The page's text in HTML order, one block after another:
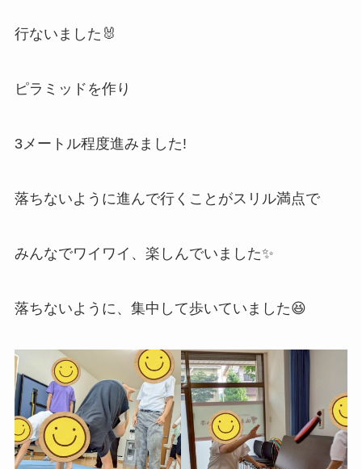
行ないました🐰
ピラミッドを作り
3メートル程度進みました!
落ちないように進んで行くことがスリル満点で
みんなでワイワイ、楽しんでいました✨
落ちないように、集中して歩いていました😆